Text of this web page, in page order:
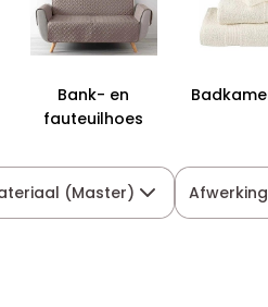
Bank- en
fauteuilhoes
(Master) Afwerking